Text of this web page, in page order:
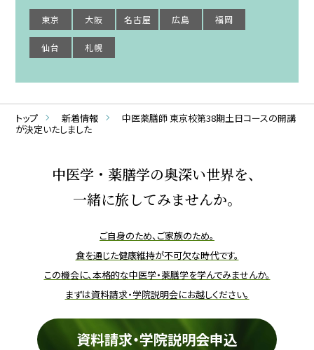
東京 大阪 名古屋 広島 福岡
仙台 札幌
トップ 新着情報
中医薬膳師 東京校第38期土日コースの開講
が決定いたしました
中医学・薬膳学の奥深い世界を、
一緒に旅してみませんか。
ご自身のため、ご家族のため。
食を通じた健康維持が不可欠な時代です。
この機会に、本格的な中医学・薬膳学を学んでみませんか。
まずは資料請求・学院説明会にお越しください。
資料請求・学院説明会申込